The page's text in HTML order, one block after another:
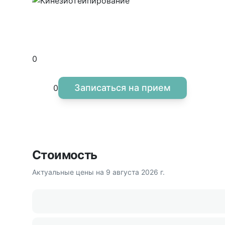
0
0 Записаться на прием
Стоимость
Актуальные цены на 9 августа 2026 г.